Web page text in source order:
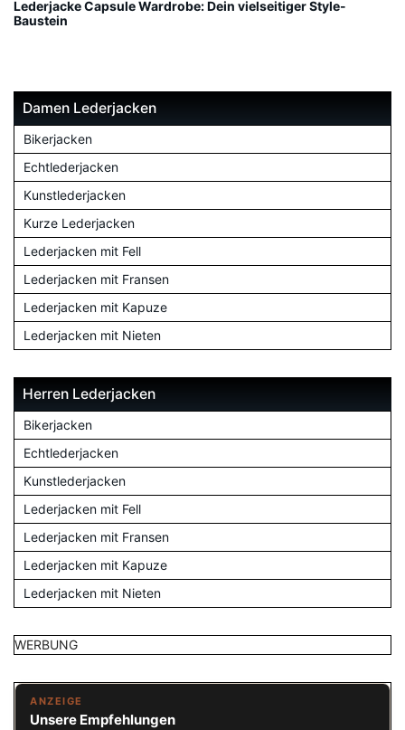
Lederjacke Capsule Wardrobe: Dein vielseitiger Style-
Baustein
Damen Lederjacken
Bikerjacken
Echtlederjacken
Kunstlederjacken
Kurze Lederjacken
Lederjacken mit Fell
Lederjacken mit Fransen
Lederjacken mit Kapuze
Lederjacken mit Nieten
Herren Lederjacken
Bikerjacken
Echtlederjacken
Kunstlederjacken
Lederjacken mit Fell
Lederjacken mit Fransen
Lederjacken mit Kapuze
Lederjacken mit Nieten
WERBUNG
ANZEIGE
Unsere Empfehlungen